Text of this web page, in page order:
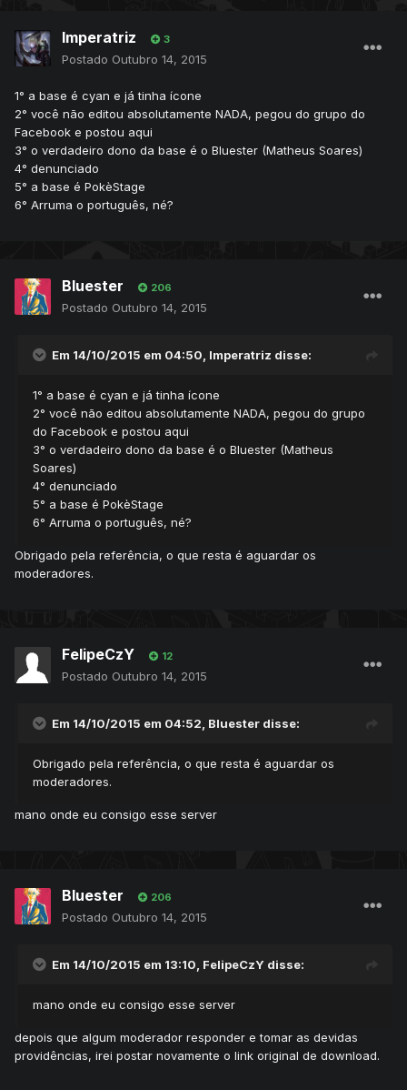
Imperatriz 3
Postado Outubro 14, 2015
1° a base é cyan e já tinha ícone
2° você não editou absolutamente NADA, pegou do grupo do
Facebook e postou aqui
3° o verdadeiro dono da base é o Bluester (Matheus Soares)
4° denunciado
5° a base é PokèStage
6° Arruma o português, né?
Bluester 206
Postado Outubro 14, 2015
Em 14/10/2015 em 04:50, Imperatriz disse:
1° a base é cyan e já tinha ícone
2° você não editou absolutamente NADA, pegou do grupo
do Facebook e postou aqui
3° o verdadeiro dono da base é o Bluester (Matheus
Soares)
4° denunciado
5° a base é PokèStage
6° Arruma o português, né?
Obrigado pela referência, o que resta é aguardar os
moderadores.
FelipeCzY 12
Postado Outubro 14, 2015
Em 14/10/2015 em 04:52, Bluester disse:
Obrigado pela referência, o que resta é aguardar os
moderadores.
mano onde eu consigo esse server
Bluester 206
Postado Outubro 14, 2015
Em 14/10/2015 em 13:10, FelipeCzY disse:
mano onde eu consigo esse server
depois que algum moderador responder e tomar as devidas
providências, irei postar novamente o link original de download.